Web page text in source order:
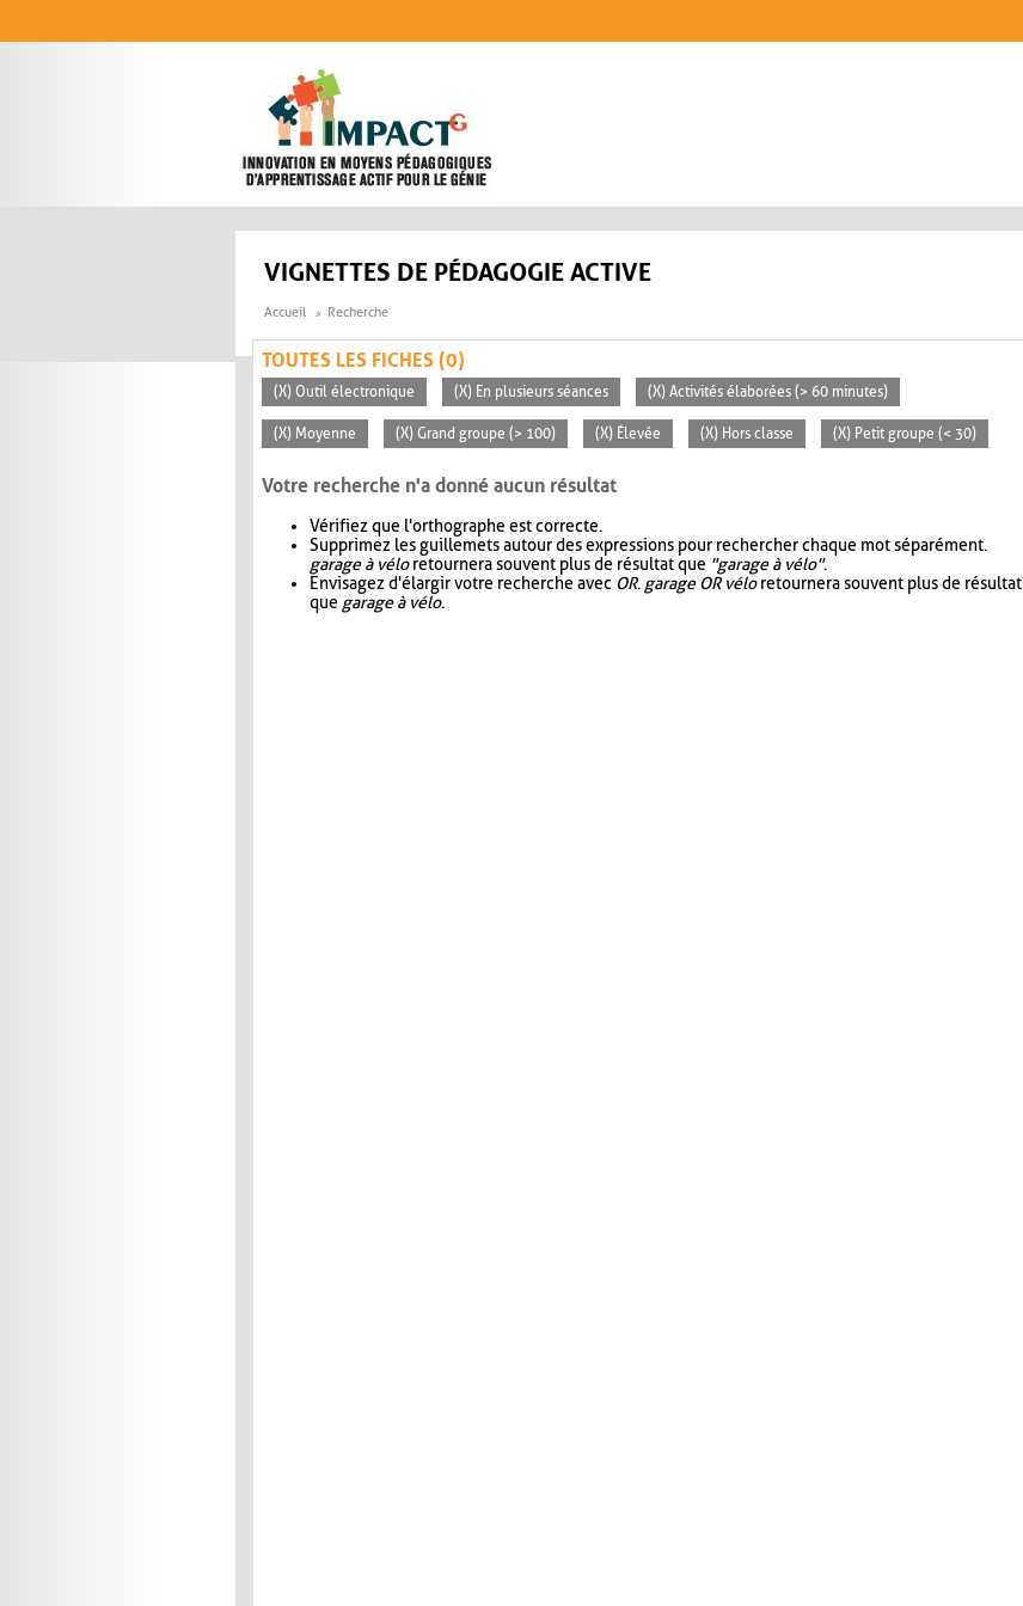
VIGNETTES DE PÉDAGOGIE ACTIVE
Accueil Recherche
TOUTES LES FICHES (0)
(X) Outil électronique (X) En plusieurs séances (X) Activités élaborées (> 60 minutes)
(X) Moyenne (X) Grand groupe (> 100) (X) Élevée (X) Hors classe (X) Petit groupe (< 30)
Votre recherche n'a donné aucun résultat
Vérifiez que l'orthographe est correcte.
Supprimez les guillemets autour des expressions pour rechercher chaque mot séparément.
garage à véloretournera souvent plus de résultat que "garage à vélo".
Envisagez d'élargir votre recherche avec OR. garage OR véloretournera souvent plus de résultat
que garage à vélo.